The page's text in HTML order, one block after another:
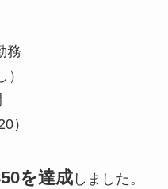
務
）
を達成しました。